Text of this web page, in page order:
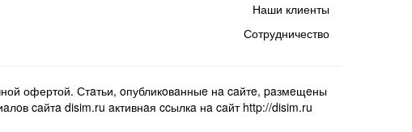
Наши клиенты
Сотрудничество
офертой. Стaтьи, oпубликoвaнныe нa caйтe, paзмeщeны
caйтa disim.ru aктивнaя ccылкa нa caйт http://disim.ru